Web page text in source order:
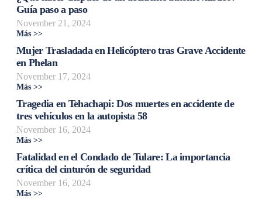
Guía paso a paso
November 21, 2024
Más >>
Mujer Trasladada en Helicóptero tras Grave Accidente
en Phelan
November 17, 2024
Más >>
Tragedia en Tehachapi: Dos muertes en accidente de
tres vehículos en la autopista 58
November 16, 2024
Más >>
Fatalidad en el Condado de Tulare: La importancia
crítica del cinturón de seguridad
November 16, 2024
Más >>